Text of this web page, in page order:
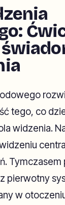
tego, co
widzenia.
Tymczasem
pierwotny
w